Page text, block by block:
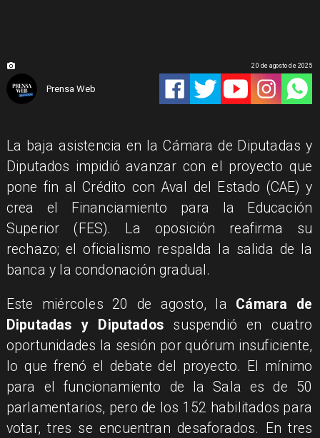
Prensa Web
20 de agosto de 2025
La baja asistencia en la Cámara de Diputadas y
Diputados impidió avanzar con el proyecto que
pone fin al Crédito con Aval del Estado (CAE) y
crea el Financiamiento para la Educación
Superior (FES). La oposición reafirma su
rechazo; el oficialismo respalda la salida de la
banca y la condonación gradual.
Este miércoles 20 de agosto, la Cámara de
Diputadas y Diputados suspendió en cuatro
oportunidades la sesión por quórum insuficiente,
lo que frenó el debate del proyecto. El mínimo
para el funcionamiento de la Sala es de 50
parlamentarios, pero de los 152 habilitados para
votar, tres se encuentran desaforados. En tres